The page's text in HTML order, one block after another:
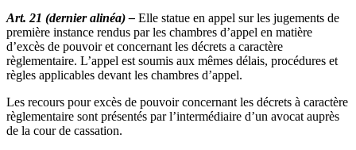
Art. 21 (dernier alinéa) – Elle statue en appel sur les jugements de
première instance rendus par les chambres d’appel en matière
d’excès de pouvoir et concernant les décrets a caractère
règlementaire. L’appel est soumis aux mêmes délais, procédures et
règles applicables devant les chambres d’appel.
Les recours pour excès de pouvoir concernant les décrets à caractère
règlementaire sont présentés par l’intermédiaire d’un avocat auprès
de la cour de cassation.